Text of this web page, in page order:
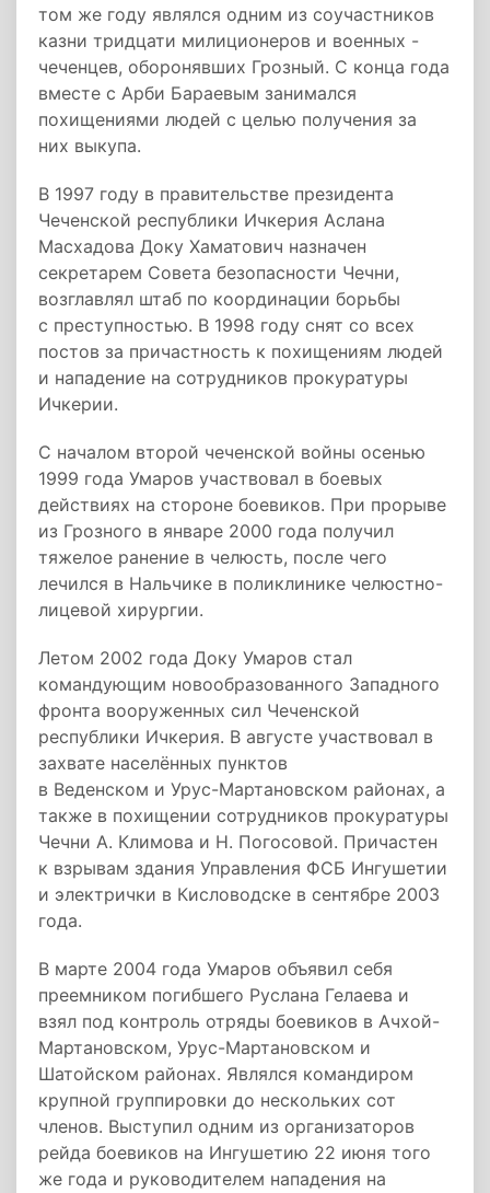
том же году являлся одним из соучастников
казни тридцати милиционеров и военных -
чеченцев, оборонявших Грозный. С конца года
вместе с Арби Бараевым занимался
похищениями людей с целью получения за
них выкупа.
В 1997 году в правительстве президента
Чеченской республики Ичкерия Аслана
Масхадова Доку Хаматович назначен
секретарем Совета безопасности Чечни,
возглавлял штаб по координации борьбы
с преступностью. В 1998 году снят со всех
постов за причастность к похищениям людей
и нападение на сотрудников прокуратуры
Ичкерии.
С началом второй чеченской войны осенью
1999 года Умаров участвовал в боевых
действиях на стороне боевиков. При прорыве
из Грозного в январе 2000 года получил
тяжелое ранение в челюсть, после чего
лечился в Нальчике в поликлинике челюстно-
лицевой хирургии.
Летом 2002 года Доку Умаров стал
командующим новообразованного Западного
фронта вооруженных сил Чеченской
республики Ичкерия. В августе участвовал в
захвате населённых пунктов
в Веденском и Урус-Мартановском районах, а
также в похищении сотрудников прокуратуры
Чечни А. Климова и Н. Погосовой. Причастен
к взрывам здания Управления ФСБ Ингушетии
и электрички в Кисловодске в сентябре 2003
года.
В марте 2004 года Умаров объявил себя
преемником погибшего Руслана Гелаева и
взял под контроль отряды боевиков в Ачхой-
Мартановском, Урус-Мартановском и
Шатойском районах. Являлся командиром
крупной группировки до нескольких сот
членов. Выступил одним из организаторов
рейда боевиков на Ингушетию 22 июня того
же года и руководителем нападения на